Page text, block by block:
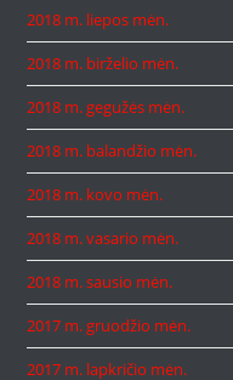
2018 m. liepos mėn.
2018 m. birželio mėn.
2018 m. gegužės mėn.
2018 m. balandžio mėn.
2018 m. kovo mėn.
2018 m. vasario mėn.
2018 m. sausio mėn.
2017 m. gruodžio mėn.
2017 m. lapkričio mėn.